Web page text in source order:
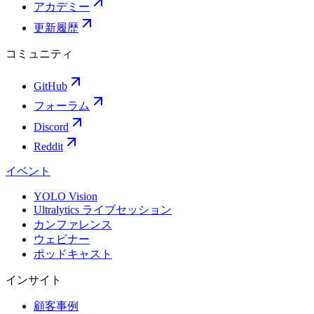
アカデミー
更新履歴
コミュニティ
GitHub
フォーラム
Discord
Reddit
イベント
YOLO Vision
Ultralytics ライブセッション
カンファレンス
ウェビナー
ポッドキャスト
インサイト
顧客事例